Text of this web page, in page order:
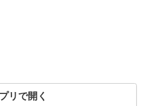
リで開く